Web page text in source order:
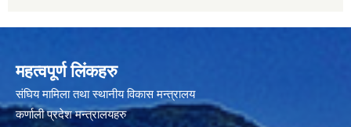
महत्वपूर्ण लिंकहरु
संघिय मामिला तथा स्थानीय विकास मन्त्रालय
कर्णाली प्रदेश मन्त्रालयहरु